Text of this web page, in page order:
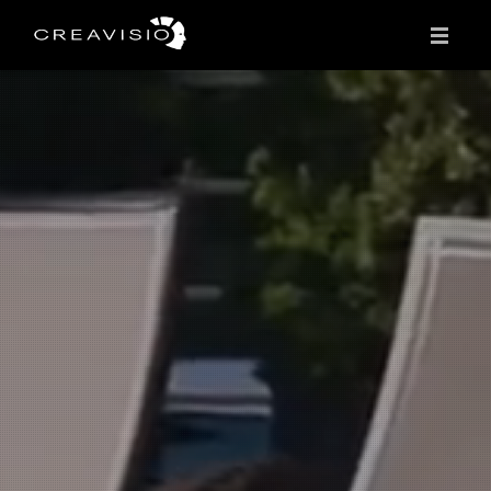
MARKETING DIGITAL
RÉSEAUX SOCIAUX